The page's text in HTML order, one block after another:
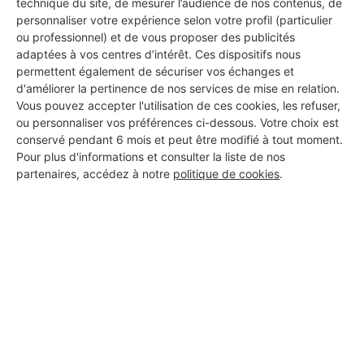
personnaliser votre expérience selon votre profil (particulier
ou professionnel) et de vous proposer des publicités
adaptées à vos centres d’intérêt. Ces dispositifs nous
permettent également de sécuriser vos échanges et
d'améliorer la pertinence de nos services de mise en relation.
Vous pouvez accepter l'utilisation de ces cookies, les refuser,
ou personnaliser vos préférences ci-dessous. Votre choix est
conservé pendant 6 mois et peut être modifié à tout moment.
Pour plus d'informations et consulter la liste de nos
partenaires, accédez à notre politique de cookies.